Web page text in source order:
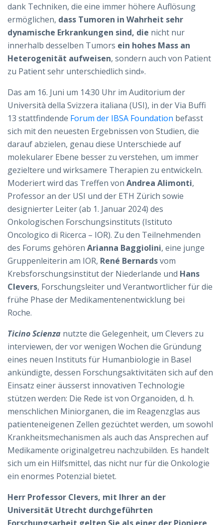
dank Techniken, die eine immer höhere Auflösung
ermöglichen, dass Tumoren in Wahrheit sehr
dynamische Erkrankungen sind, die nicht nur
innerhalb desselben Tumors ein hohes Mass an
Heterogenität aufweisen, sondern auch von Patient
zu Patient sehr unterschiedlich sind».
Das am 16. Juni um 14:30 Uhr im Auditorium der
Università della Svizzera italiana (USI), in der Via Buffi
13 stattfindende Forum der IBSA Foundation befasst
sich mit den neuesten Ergebnissen von Studien, die
darauf abzielen, genau diese Unterschiede auf
molekularer Ebene besser zu verstehen, um immer
gezieltere und wirksamere Therapien zu entwickeln.
Moderiert wird das Treffen von Andrea Alimonti,
Professor an der USI und der ETH Zürich sowie
designierter Leiter (ab 1. Januar 2024) des
Onkologischen Forschungsinstituts (Istituto
Oncologico di Ricerca – IOR). Zu den Teilnehmenden
des Forums gehören Arianna Baggiolini, eine junge
Gruppenleiterin am IOR, René Bernardsvom
Krebsforschungsinstitut der Niederlande und Hans
Clevers, Forschungsleiter und Verantwortlicher für die
frühe Phase der Medikamentenentwicklung bei
Roche.
Ticino Scienza nutzte die Gelegenheit, um Clevers zu
interviewen, der vor wenigen Wochen die Gründung
eines neuen Instituts für Humanbiologie in Basel
ankündigte, dessen Forschungsaktivitäten sich auf den
Einsatz einer äusserst innovativen Technologie
stützen werden: Die Rede ist von Organoiden, d. h.
menschlichen Miniorganen, die im Reagenzglas aus
patienteneigenen Zellen gezüchtet werden, um sowohl
Krankheitsmechanismen als auch das Ansprechen auf
Medikamente originalgetreu nachzubilden. Es handelt
sich um ein Hilfsmittel, das nicht nur für die Onkologie
ein enormes Potenzial bietet.
Herr Professor Clevers, mit Ihrer an der
Universität Utrecht durchgeführten